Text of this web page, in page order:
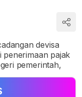
devisa
pajak
pemerintah,